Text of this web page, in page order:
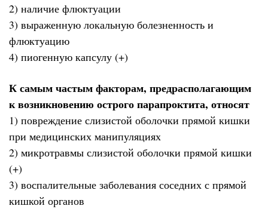
2) наличие флюктуации
3) выраженную локальную болезненность и
флюктуацию
4) пиогенную капсулу (+)
К самым частым факторам, предрасполагающим
к возникновению острого парапроктита, относят
1) повреждение слизистой оболочки прямой кишки
при медицинских манипуляциях
2) микротравмы слизистой оболочки прямой кишки
(+)
3) воспалительные заболевания соседних с прямой
кишкой органов